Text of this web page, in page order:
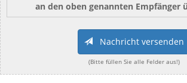
an den oben genannten Empfänger
Nachricht versenden
(Bitte füllen Sie alle Felder aus!)